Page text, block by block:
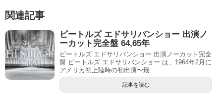
関連記事
ビートルズ エドサリバンショー 出演ノ
ーカット完全盤 64,65年
ビートルズ エドサリバンショー 出演ノーカット完全
盤 ビートルズ エドサリバンショー は、1964年2月に
アメリカ初上陸時の初出演〜最...
記事を読む